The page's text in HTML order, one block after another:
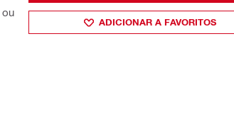
ou
ADICIONAR A FAVORITOS